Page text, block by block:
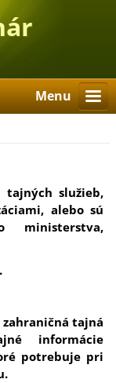
Menu
tajných služieb,
alebo sú
ministerstva,
zahraničná tajná
informácie
potrebuje pri